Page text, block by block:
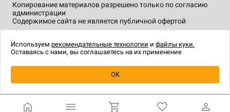
Купить| 1 890 ₽
Копирование материалов разрешено только по согласию
администрации
Содержимое сайта не является публичной офертой
технологии.
Используем рекомендательные технологии и файлы куки.
Оставаясь с нами, вы соглашаетесь на их применение
OK